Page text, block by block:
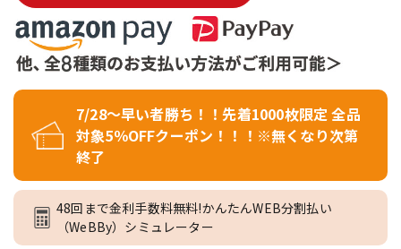
7/28～早い者勝ち！！先着1000枚限定 全品
対象5％OFFクーポン！！！※無くなり次第
終了
48回まで金利手数料無料!かんたんWEB分割払い
（WeBBy）シミュレーター